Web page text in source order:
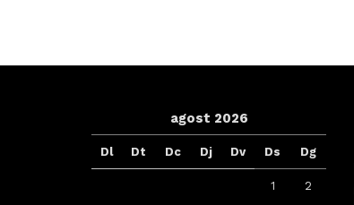
agost 2026
Dl Dt Dc Dj Dv Ds Dg
1 2